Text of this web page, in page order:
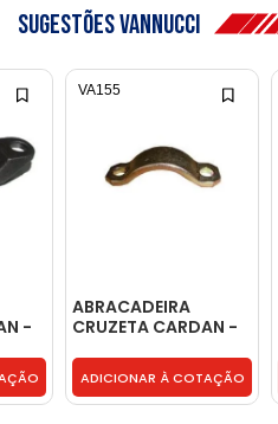
Sugestões Vannucci
-
ABRACADEIRA
CRUZETA CARDAN -
ADICIONAR À COTAÇÃO
VA155